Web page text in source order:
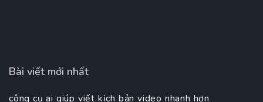
Bài viết mới nhất
công cụ ai giúp viết kịch bản video nhanh hơn